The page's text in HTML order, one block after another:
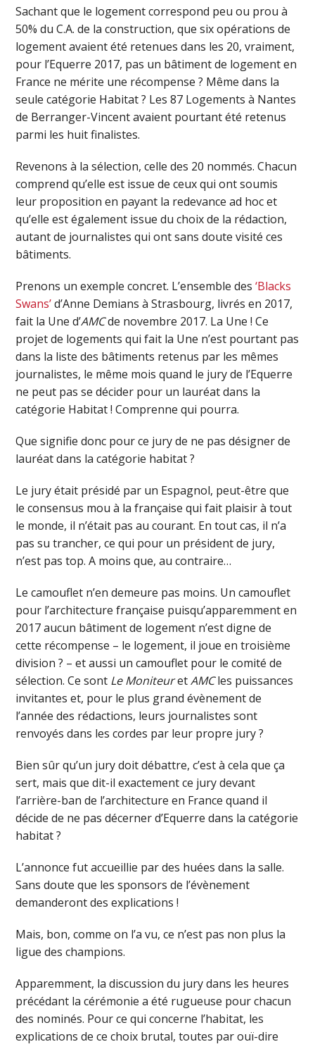
Sachant que le logement correspond peu ou prou à
50% du C.A. de la construction, que six opérations de
logement avaient été retenues dans les 20, vraiment,
pour l’Equerre 2017, pas un bâtiment de logement en
France ne mérite une récompense ? Même dans la
seule catégorie Habitat ? Les 87 Logements à Nantes
de Berranger-Vincent avaient pourtant été retenus
parmi les huit finalistes.
Revenons à la sélection, celle des 20 nommés. Chacun
comprend qu’elle est issue de ceux qui ont soumis
leur proposition en payant la redevance ad hoc et
qu’elle est également issue du choix de la rédaction,
autant de journalistes qui ont sans doute visité ces
bâtiments.
Prenons un exemple concret. L’ensemble des‘Blacks
Swans’d’Anne Demians à Strasbourg, livrés en 2017,
fait la Une d’AMCde novembre 2017. La Une ! Ce
projet de logements qui fait la Une n’est pourtant pas
dans la liste des bâtiments retenus par les mêmes
journalistes, le même mois quand le jury de l’Equerre
ne peut pas se décider pour un lauréat dans la
catégorie Habitat ! Comprenne qui pourra.
Que signifie donc pour ce jury de ne pas désigner de
lauréat dans la catégorie habitat ?
Le jury était présidé par un Espagnol, peut-être que
le consensus mou à la française qui fait plaisir à tout
le monde, il n’était pas au courant. En tout cas, il n’a
pas su trancher, ce qui pour un président de jury,
n’est pas top. A moins que, au contraire…
Le camouflet n’en demeure pas moins. Un camouflet
pour l’architecture française puisqu’apparemment en
2017 aucun bâtiment de logement n’est digne de
cette récompense – le logement, il joue en troisième
division ? – et aussi un camouflet pour le comité de
sélection. Ce sont Le MoniteuretAMCles puissances
invitantes et, pour le plus grand évènement de
l’année des rédactions, leurs journalistes sont
renvoyés dans les cordes par leur propre jury ?
Bien sûr qu’un jury doit débattre, c’est à cela que ça
sert, mais que dit-il exactement ce jury devant
l’arrière-ban de l’architecture en France quand il
décide de ne pas décerner d’Equerre dans la catégorie
habitat ?
L’annonce fut accueillie par des huées dans la salle.
Sans doute que les sponsors de l’évènement
demanderont des explications !
Mais, bon, comme on l’a vu, ce n’est pas non plus la
ligue des champions.
Apparemment, la discussion du jury dans les heures
précédant la cérémonie a été rugueuse pour chacun
des nominés. Pour ce qui concerne l’habitat, les
explications de ce choix brutal, toutes par ouï-dire